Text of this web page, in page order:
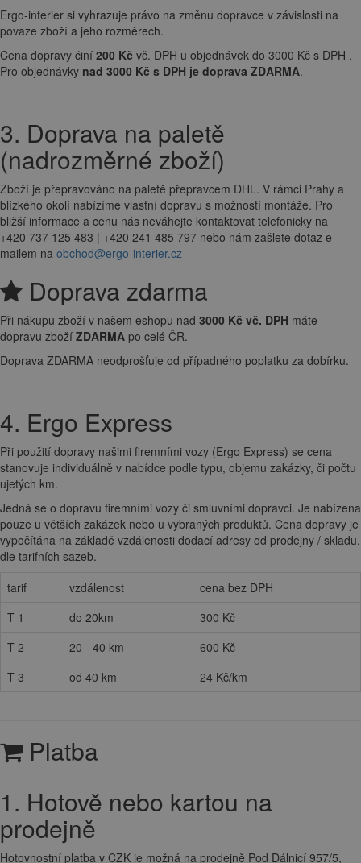
Ergo-interier si vyhrazuje právo na změnu dopravce v závislosti na
povaze zboží a jeho rozměrech.
Cena dopravy činí 200 Kč vč. DPH u objednávek do 3000 Kč s DPH .
Pro objednávky nad 3000 Kč s DPH je doprava ZDARMA.
3. Doprava na paletě
(nadrozměrné zboží)
Zboží je přepravováno na paletě přepravcem DHL. V rámci Prahy a
blízkého okolí nabízíme vlastní dopravu s možností montáže. Pro
bližší informace a cenu nás neváhejte kontaktovat telefonicky na
+420 737 125 483 | +420 241 485 797 nebo nám zašlete dotaz e-
mailem na obchod@ergo-interier.cz
Doprava zdarma
Při nákupu zboží v našem eshopu nad 3000 Kč vč. DPH máte
dopravu zboží ZDARMA po celé ČR.
Doprava ZDARMA neodprošťuje od případného poplatku za dobírku.
4. Ergo Express
Při použití dopravy našimi firemními vozy (Ergo Express) se cena
stanovuje individuálně v nabídce podle typu, objemu zakázky, či počtu
ujetých km.
Jedná se o dopravu firemními vozy či smluvními dopravci. Je nabízena
pouze u větších zakázek nebo u vybraných produktů. Cena dopravy je
vypočítána na základě vzdálenosti dodací adresy od prodejny / skladu,
dle tarifních sazeb.
tarif
vzdálenost
cena bez DPH
T 1
do 20km
300 Kč
T 2
20 - 40 km
600 Kč
T 3
od 40 km 24 Kč/km
Platba
1. Hotově nebo kartou na
prodejně
Hotovnostní platba v CZK je možná na prodejně Pod Dálnicí 957/5,